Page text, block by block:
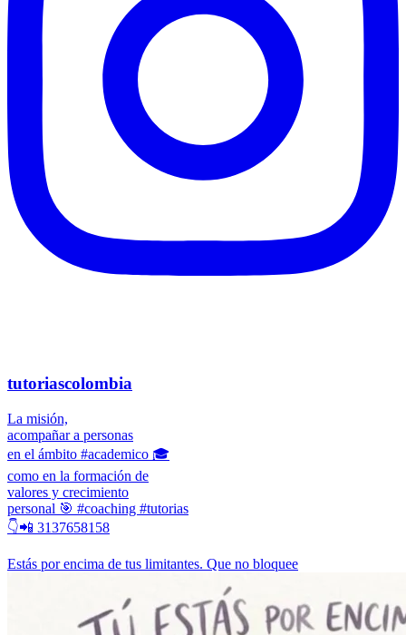
tutoriascolombia
La misión,
acompañar a personas
en el ámbito #academico 🎓
como en la formación de
valores y crecimiento
personal 🎯 #coaching #tutorias
👇📲 3137658158
Estás por encima de tus limitantes. Que no bloquee